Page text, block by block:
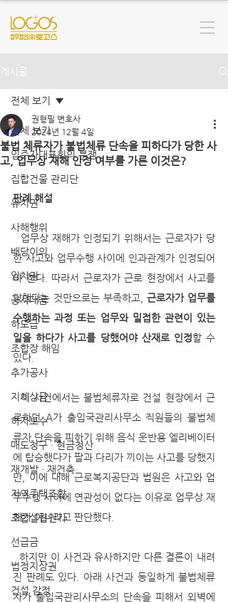
게시물
전체 보기
입주자대표회의 분쟁
집합건물 관리단
유치권
사해행위
배당이의
임차권
공사대금
하도급
조합장 해임
추가공사
지체상금
하자보수
매도청구 · 현금청산
재개발 · 재건축
지역주택조합
조합설립인가
선급금
법정지상권
건설 감정
전체 보기
불법 체류자가 불법체류 단속을 피하다가 당한 사
고, 업무상 재해 인정 여부를 가른 이것은?
권형필 변호사
2024년 12월 4일
판례 해설
한 사고와 업무수행 사이에 인과관계가 인정되어
야 한다. 따라서 근로자가 근로 현장에서 사고를
당했다는 것만으로는 부족하고, 근로자가 업무를
수행하는 과정 또는 업무와 밀접한 관련이 있는
일을 하다가 사고를 당했어야 산재로 인정할 수
있다.
  이 사건에서는 불법체류자로 건설 현장에서 근
로하던 A가 출입국관리사무소 직원들의 불법체
류자 단속을 피하기 위해 음식 운반용 엘리베이터
에 탑승했다가 팔과 다리가 끼이는 사고를 당했지
만, 이에 대해 근로복지공단과 법원은 사고와 업
무수행 사이에 연관성이 없다는 이유로 업무상 재
해가 아니라고 판단했다.
  하지만 이 사건과 유사하지만 다른 결론이 내려
진 판례도 있다. 아래 사건과 동일하게 불법체류
자가 출입국관리사무소의 단속을 피해서 외벽에